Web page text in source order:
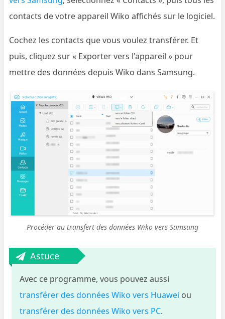
contacts de votre appareil Wiko affichés sur le logiciel.
Cochez les contacts que vous voulez transférer. Et
puis, cliquez sur « Exporter vers l'appareil » pour
mettre des données depuis Wiko dans Samsung.
Procéder au transfert des données Wiko vers Samsung
Astuce
Avec ce programme, vous pouvez aussi
transférer des données Wiko vers Huawei ou
transférer des données Wiko vers PC.